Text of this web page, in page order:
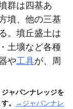
群は四基あ
墳、他の三基
。墳丘盛土は
土壙など各種
や工具が、周
ャパンナレッジを
。
→ジャパンナレ